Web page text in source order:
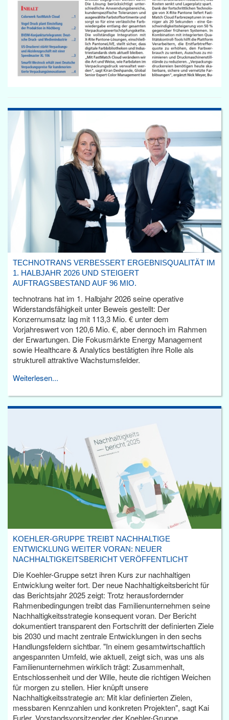
TECHNOTRANS VERBESSERT ERGEBNISQUALITÄT IM
1. HALBJAHR 2026 UND STEIGERT
AUFTRAGSBESTAND AUF 96 MIO.
technotrans hat im 1. Halbjahr 2026 seine operative
Widerstandsfähigkeit unter Beweis gestellt: Der
Konzernumsatz lag mit 113,3 Mio. € unter dem
Vorjahreswert von 120,6 Mio. €, aber dennoch im Rahmen
der Erwartungen. Die Fokusmärkte Energy Management
sowie Healthcare & Analytics bestätigten ihre Rolle als
strukturell attraktive Wachstumsfelder.
Weiterlesen...
KOEHLER-GRUPPE TREIBT NACHHALTIGE
ENTWICKLUNG WEITER VORAN: NEUER
NACHHALTIGKEITSBERICHT VERÖFFENTLICHT
Die Koehler-Gruppe setzt ihren Kurs zur nachhaltigen
Entwicklung weiter fort. Der neue Nachhaltigkeitsbericht für
das Berichtsjahr 2025 zeigt: Trotz herausfordernder
Rahmenbedingungen treibt das Familienunternehmen seine
Nachhaltigkeitsstrategie konsequent voran. Der Bericht
dokumentiert transparent den Fortschritt der definierten Ziele
bis 2030 und macht zentrale Entwicklungen in den sechs
Handlungsfeldern sichtbar. "In einem gesamtwirtschaftlich
angespannten Umfeld, wie aktuell, zeigt sich, was uns als
Familienunternehmen wirklich trägt: Zusammenhalt,
Entschlossenheit und der Wille, heute die richtigen Weichen
für morgen zu stellen. Hier knüpft unsere
Nachhaltigkeitsstrategie an: Mit klar definierten Zielen,
messbaren Kennzahlen und konkreten Projekten", sagt Kai
Furler, Vorstandsvorsitzender der Koehler-Gruppe.